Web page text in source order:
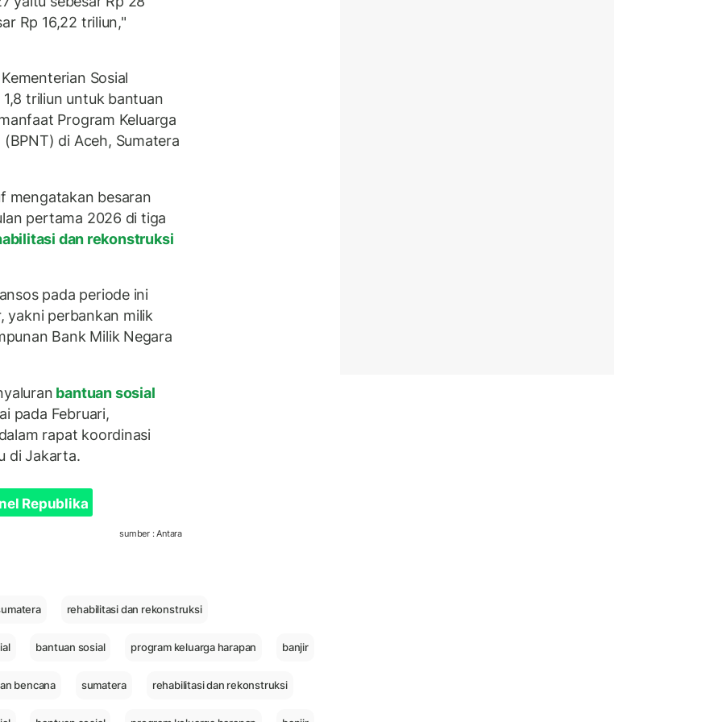
Rp 16,22 triliun,"
Sosial
triliun untuk bantuan
Program Keluarga
di Aceh, Sumatera
mengatakan besaran
pertama 2026 di tiga
dan rekonstruksi
pada periode ini
yakni perbankan milik
Bank Milik Negara
bantuan sosial
pada Februari,
rapat koordinasi
di Jakarta.
Republika
sumber : Antara
rehabilitasi dan rekonstruksi
bantuan sosial program keluarga harapan banjir
bencana sumatera rehabilitasi dan rekonstruksi